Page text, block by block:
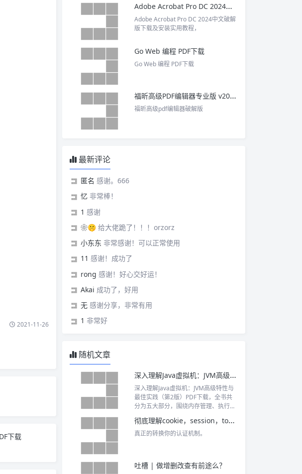
2021-11-26
下载
Adobe Acrobat Pro DC 2024中文破解版下载及安装实用教程
Adobe Acrobat Pro DC 2024中文破解
版下载及安装实用教程，
Go Web 编程 PDF下载
Go Web 编程 PDF下载
福昕高级PDF编辑器专业版 v2025 中文激活版
福昕高级pdf编辑器破解版
最新评论
匿名 感谢。666
忆 非常棒！
1 感谢
❀🤫 给大佬跪了！！！orzorz
小东东 非常感谢！可以正常使用
11 感谢！成功了
rong 感谢！好心交好运！
Akai 成功了，好用
无 感谢分享，非常有用
1 非常好
随机文章
深入理解Java虚拟机：JVM高级特性与最佳实践（第2版）PDF下载
深入理解Java虚拟机：JVM高级特性与
最佳实践（第2版）PDF下载，全书共
分为五大部分，围绕内存管理、执行子
心主题对JVM进行了全面而深入的分
析，深刻揭示了JVM的工作原理。
彻底理解cookie，session，token
真正的转换你的认证机制。
吐槽 | 做增删改查有前途么？